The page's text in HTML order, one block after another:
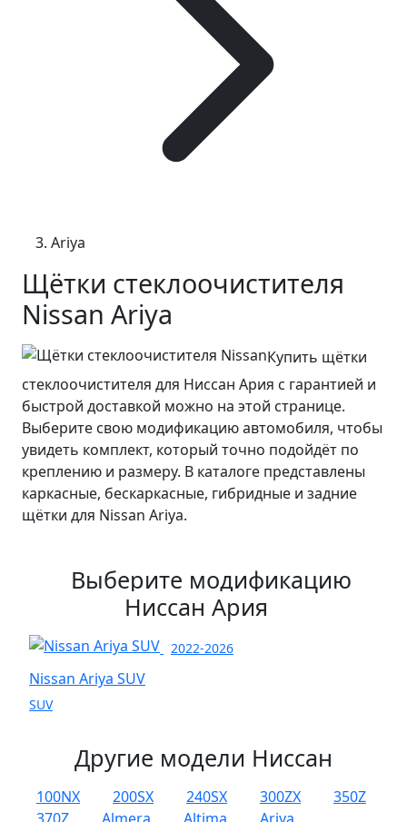
Ariya
Щётки стеклоочистителя
Nissan Ariya
Купить щётки
стеклоочистителя для Ниссан Ария с гарантией и
быстрой доставкой можно на этой странице.
Выберите свою модификацию автомобиля, чтобы
увидеть комплект, который точно подойдёт по
креплению и размеру. В каталоге представлены
каркасные, бескаркасные, гибридные и задние
щётки для Nissan Ariya.
Выберите модификацию
Ниссан Ария
2022-2026
Nissan Ariya SUV
SUV
Другие модели Ниссан
100NX 200SX 240SX 300ZX
350Z